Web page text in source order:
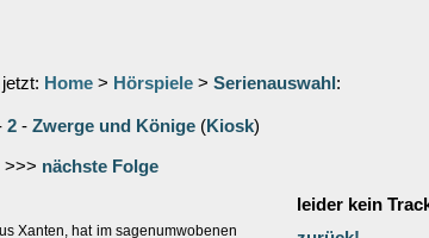
Home > Hörspiele > Serienauswahl :
2 - Zwerge und Könige (Kiosk)
>>> nächste Folge
Xanten, hat im sagenumwobenen
leider kein